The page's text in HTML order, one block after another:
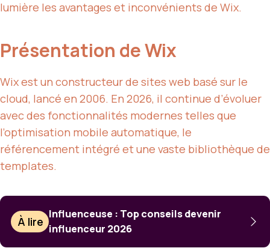
lumière les avantages et inconvénients de Wix.
Présentation de Wix
Wix est un constructeur de sites web basé sur le
cloud, lancé en 2006. En 2026, il continue d’évoluer
avec des fonctionnalités modernes telles que
l’optimisation mobile automatique, le
référencement intégré et une vaste bibliothèque de
templates.
À lire
Influenceuse : Top conseils devenir
influenceur 2026